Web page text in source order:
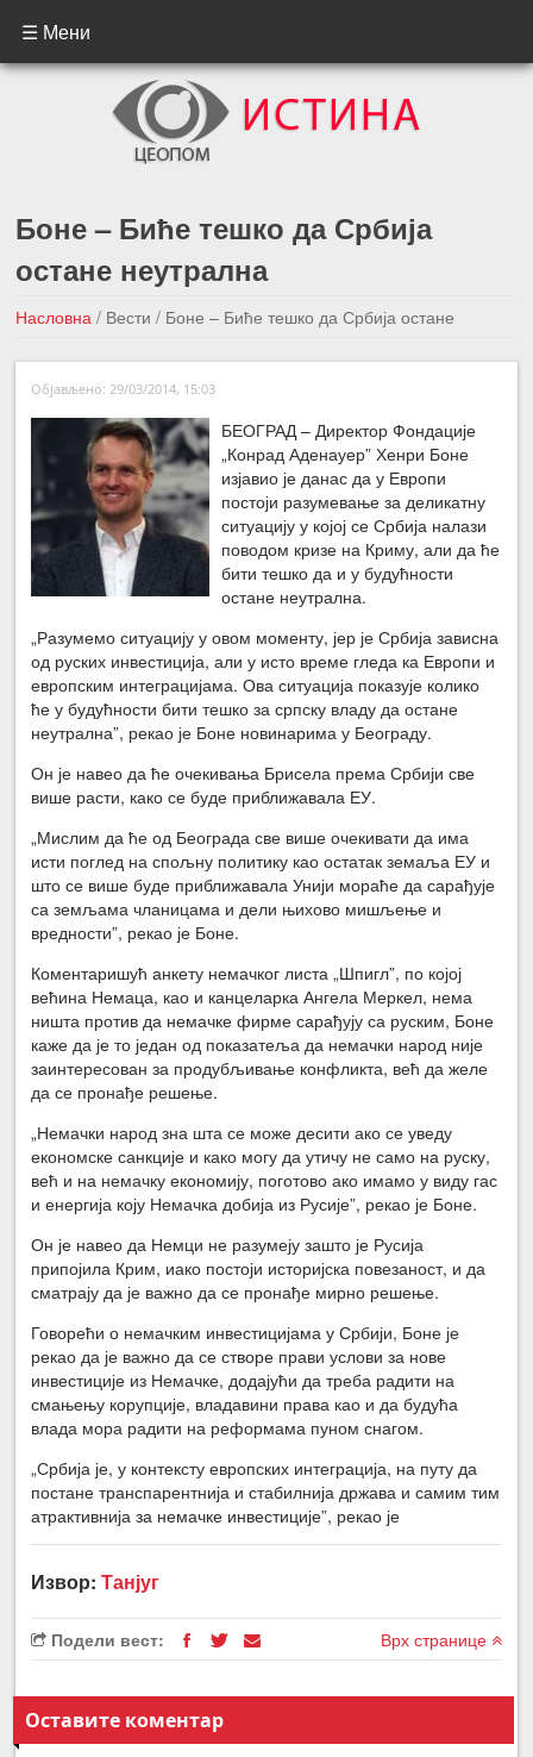
☰ Мени
Боне – Биће тешко да Србија
остане неутрална
Насловна / Вести/ Боне – Биће тешко да Србија остане
неутрална
←Претходна вест
Објављено: 29/03/2014, 15:03
БЕОГРАД – Директор Фондације
„Конрад Аденауер” Хенри Боне
изјавио је данас да у Европи
постоји разумевање за деликатну
ситуацију у којој се Србија налази
поводом кризе на Криму, али да ће
бити тешко да и у будућности
остане неутрална.
„Разумемо ситуацију у овом моменту, јер је Србија зависна
од руских инвестиција, али у исто време гледа ка Европи и
европским интеграцијама. Ова ситуација показује колико
ће у будућности бити тешко за српску владу да остане
неутрална”, рекао је Боне новинарима у Београду.
Он је навео да ће очекивања Брисела према Србији све
више расти, како се буде приближавала ЕУ.
„Мислим да ће од Београда све више очекивати да има
исти поглед на спољну политику као остатак земаља ЕУ и
што се више буде приближавала Унији мораће да сарађује
са земљама чланицама и дели њихово мишљење и
вредности”, рекао је Боне.
Коментаришућ анкету немачког листа „Шпигл”, по којој
већина Немаца, као и канцеларка Ангела Меркел, нема
ништа против да немачке фирме сарађују са руским, Боне
каже да је то један од показатеља да немачки народ није
заинтересован за продубљивање конфликта, већ да желе
да се пронађе решење.
„Немачки народ зна шта се може десити ако се уведу
економске санкције и како могу да утичу не само на руску,
већ и на немачку економију, поготово ако имамо у виду гас
и енергија коју Немачка добија из Русије”, рекао је Боне.
Он је навео да Немци не разумеју зашто је Русија
припојила Крим, иако постоји историјска повезаност, и да
сматрају да је важно да се пронађе мирно решење.
Говорећи о немачким инвестицијама у Србији, Боне је
рекао да је важно да се створе прави услови за нове
инвестиције из Немачке, додајући да треба радити на
смањењу корупције, владавини права као и да будућа
влада мора радити на реформама пуном снагом.
„Србија је, у контексту европских интеграција, на путу да
постане транспарентнија и стабилнија држава и самим тим
атрактивнија за немачке инвестиције”, рекао је
Извор:Танјуг
Подели вест: Врх странице
Оставите коментар